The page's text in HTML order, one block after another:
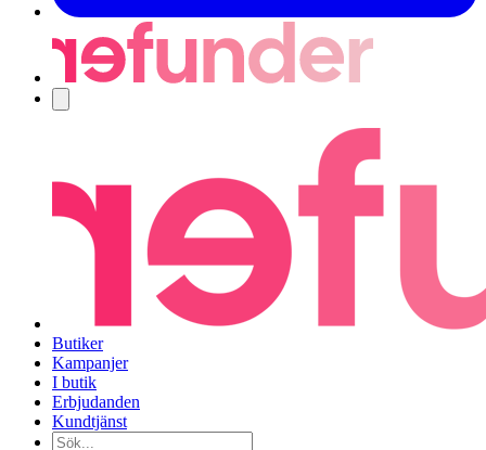
Butiker
Kampanjer
I butik
Erbjudanden
Kundtjänst
Sök...